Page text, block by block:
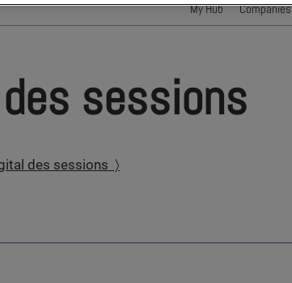
My Hub Companies
sessions
des sessions 〉